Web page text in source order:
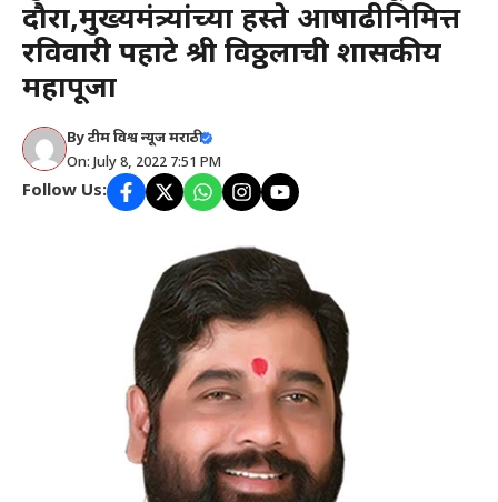
दौरा,मुख्यमंत्र्यांच्या हस्ते आषाढीनिमित्त
रविवारी पहाटे श्री विठ्ठलाची शासकीय
महापूजा
Byटीम विश्व न्यूज मराठी
On: July 8, 2022 7:51 PM
Follow Us: